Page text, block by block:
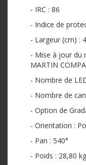
- IRC : 86
- Indice de
- Largeur (cm) :
- Mise à jour du
MARTIN
- Nombre de
- Nombre de
- Option de
- Orientation :
- Pan : 540°
- Poids : 28,80 kg